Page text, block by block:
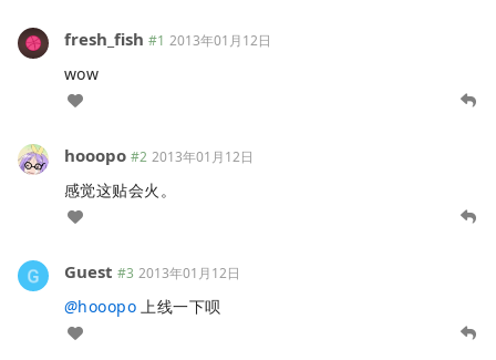
fresh_fish #1 2013年01月12日
wow
hooopo #2 2013年01月12日
感觉这贴会火。
Guest #3 2013年01月12日
@hooopo上线一下呗